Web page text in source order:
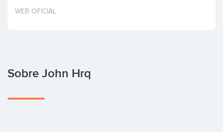
Invertir
WEB OFICIAL
Sobre John Hrq